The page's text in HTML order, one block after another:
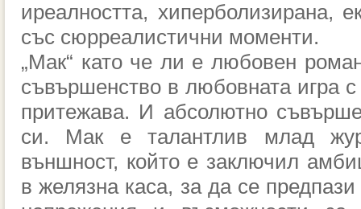
иреалността, хиперболизирана,
със сюрреалистични моменти.
„Мак“ като че ли е любовен
съвършенство в любовната игра
притежава. И абсолютно
си. Мак е талантлив млад
външност, който е заключил
в желязна каса, за да се предпази